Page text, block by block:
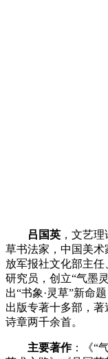
吕国英 ，文艺
草书法家，中国美
放军报社文化部主
研究员，创立“气墨
出“书象·灵草”新命
出版专著十多部，
诗章两千余首。
主要著作：《“